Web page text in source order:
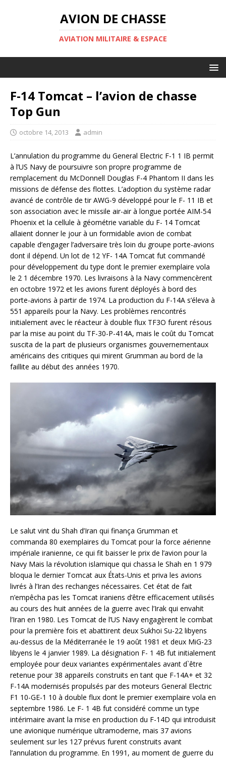
AVION DE CHASSE
AVIATION MILITAIRE & ESPACE
F-14 Tomcat – l’avion de chasse
Top Gun
octobre 14, 2013 admin
L’annulation du programme du General Electric F-1 1 IB permit
à l’US Navy de poursuivre son propre programme de
remplacement du McDonnell Douglas F-4 Phantom II dans les
missions de défense des flottes. L’adoption du système radar
avancé de contrôle de tir AWG-9 développé pour le F- 11 IB et
son association avec le missile air-air à longue portée AIM-54
Phoenix et la cellule à géométrie variable du F- 14 Tomcat
allaient donner le jour à un formidable avion de combat
capable d’engager l’adversaire très loin du groupe porte-avions
dont il dépend. Un lot de 12 YF- 14A Tomcat fut commandé
pour développement du type dont le premier exemplaire vola
le 2 1 décembre 1970. Les livraisons à la Navy commencèrent
en octobre 1972 et les avions furent déployés à bord des
porte-avions à partir de 1974. La production du F-14A s’éleva à
551 appareils pour la Navy. Les problèmes rencontrés
initialement avec le réacteur à double flux TF3O furent résous
par la mise au point du TF-30-P-414A, mais le coût du Tomcat
suscita de la part de plusieurs organismes gouvernementaux
américains des critiques qui mirent Grumman au bord de la
faillite au début des années 1970.
Le salut vint du Shah d’Iran qui finança Grumman et
commanda 80 exemplaires du Tomcat pour la force aérienne
impériale iranienne, ce qui fit baisser le prix de l’avion pour la
Navy Mais la révolution islamique qui chassa le Shah en 1 979
bloqua le dernier Tomcat aux États-Unis et priva les avions
livrés à l’Iran des rechanges nécessaires. Cet état de fait
n’empêcha pas les Tomcat iraniens d’être efficacement utilisés
au cours des huit années de la guerre avec l’Irak qui envahit
l’Iran en 1980. Les Tomcat de l’US Navy engagèrent le combat
pour la première fois et abattirent deux Sukhoi Su-22 libyens
au-dessus de la Méditerranée le 19 août 1981 et deux MiG-23
libyens le 4 janvier 1989. La désignation F- 1 4B fut initialement
employée pour deux variantes expérimentales avant d`être
retenue pour 38 appareils construits en tant que F-14A+ et 32
F-14A modernisés propulsés par des moteurs General Electric
F1 10-GE-1 10 à double flux dont le premier exemplaire vola en
septembre 1986. Le F- 1 4B fut considéré comme un type
intérimaire avant la mise en production du F-14D qui introduisit
une avionique numérique ultramoderne, mais 37 avions
seulement sur les 127 prévus furent construits avant
l’annulation du programme. En 1991, au moment de guerre du